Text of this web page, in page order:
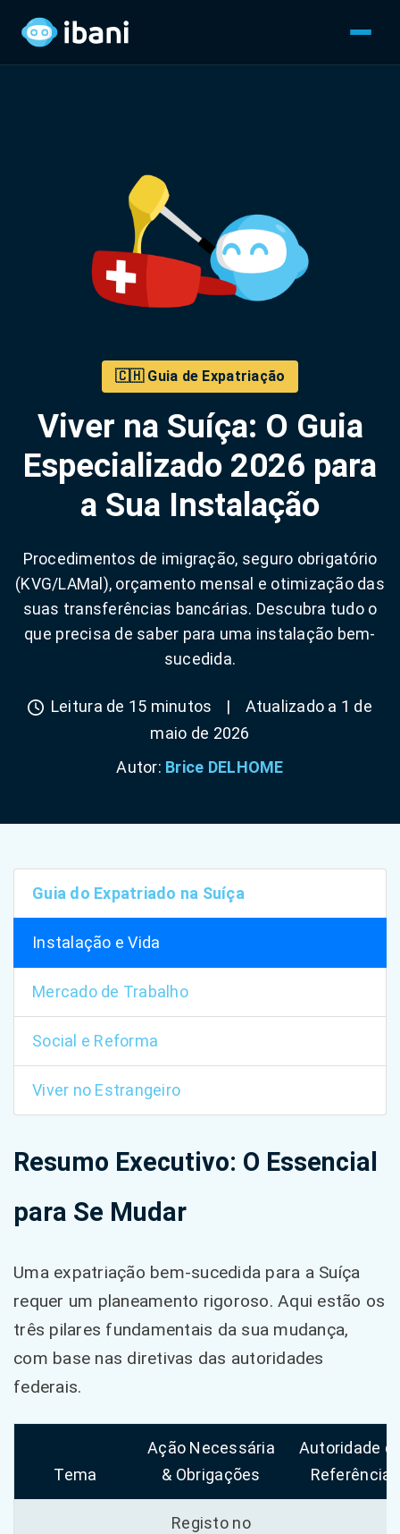
🇨🇭 Guia de Expatriação
Viver na Suíça: O Guia
Especializado 2026 para
a Sua Instalação
Procedimentos de imigração, seguro obrigatório
(KVG/LAMal), orçamento mensal e otimização das
suas transferências bancárias. Descubra tudo o
que precisa de saber para uma instalação bem-
sucedida.
Leitura de 15 minutos |
Atualizado a 1 de
maio de 2026
Autor: Brice DELHOME
Guia do Expatriado na Suíça
Instalação e Vida
Mercado de Trabalho
Social e Reforma
Viver no Estrangeiro
Resumo Executivo: O Essencial
para Se Mudar
Uma expatriação bem-sucedida para a Suíça
requer um planeamento rigoroso. Aqui estão os
três pilares fundamentais da sua mudança,
com base nas diretivas das autoridades
federais.
Tema
Ação Necessária
& Obrigações
Autoridade
Referência
Registo no